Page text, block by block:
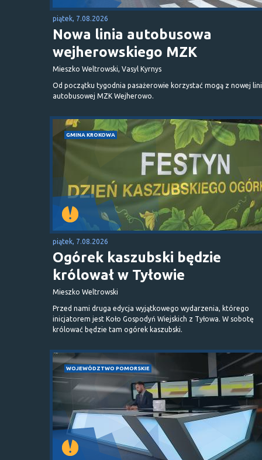
piątek, 7.08.2026
Nowa linia autobusowa
wejherowskiego MZK
Mieszko Weltrowski, Vasyl Kyrnys
Od początku tygodnia pasażerowie korzystać mogą z nowej
autobusowej MZK Wejherowo.
GMINA KROKOWA
piątek, 7.08.2026
Ogórek kaszubski będzie
królował w Tyłowie
Mieszko Weltrowski
Przed nami druga edycja wyjątkowego wydarzenia, którego
inicjatorem jest Koło Gospodyń Wiejskich z Tyłowa. W sobotę
królować będzie tam ogórek kaszubski.
WOJEWÓDZTWO POMORSKIE